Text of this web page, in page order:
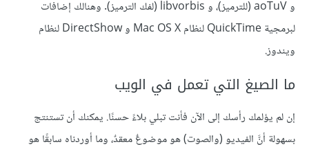
و aoTuV (للترميز)، و libvorbis (لفك الترميز). وهنالك إضافات
لبرمجية QuickTime لنظام Mac OS X و DirectShow لنظام
ويندوز.
ما الصيغ التي تعمل في الويب
إن لم يؤلمك رأسك إلى الآن فأنت تبلي بلاءً حسنًا. يمكنك أن تستنتج
بسهولة أنَّ الفيديو (والصوت) هو موضوعٌ معقدٌ، وما أوردناه سابقًا هو